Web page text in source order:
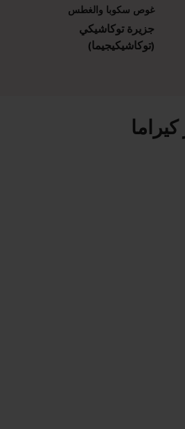
غوص سكوبا والغطس
جزيرة توكاشيكي
(توكاشيكيجيما)